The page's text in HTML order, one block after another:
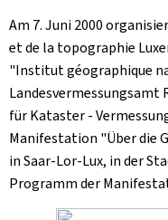
Am 7. Juni 2000
et de la topographie
"Institut géographique
Landesvermessungsamt
für Kataster -
Manifestation "Über die
in Saar-Lor-Lux, in der
Programm der